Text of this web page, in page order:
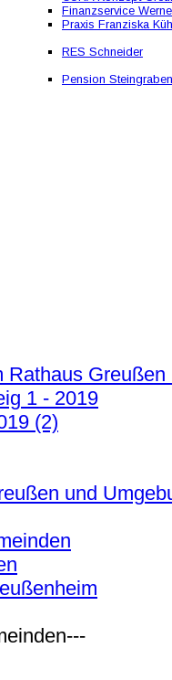
Finanzservice
Praxis Franziska
RES Schneider
Pension Steingraben
Rathaus Greußen
1 - 2019
(2)
und